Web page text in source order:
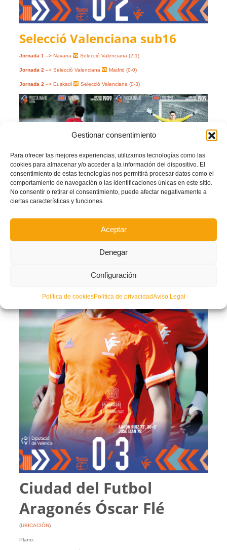
Gestionar consentimiento
Para ofrecer las mejores experiencias, utilizamos tecnologías como las
cookies para almacenar y/o acceder a la información del dispositivo. El
consentimiento de estas tecnologías nos permitirá procesar datos como el
comportamiento de navegación o las identificaciones únicas en este sitio.
No consentir o retirar el consentimiento, puede afectar negativamente a
ciertas características y funciones.
Aceptar
Denegar
Configuración
Política de cookiesPolítica de privacidadAviso Legal
Selecció Valenciana sub16
Jornada 1 –> Navarra Selecció Valenciana (2-1)
Jornada 2 –> Selecció Valenciana Madrid (0-0)
Jornada 2 –> Euskadi Selecció Valenciana (0-3)
Ciudad del Futbol
Aragonés Óscar Flé
(UBICACIÓN)
Plano: